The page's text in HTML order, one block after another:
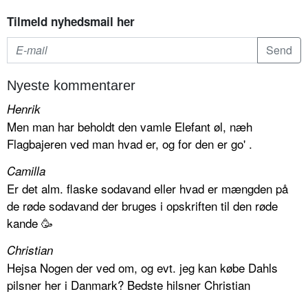
Tilmeld nyhedsmail her
Nyeste kommentarer
Henrik
Men man har beholdt den vamle Elefant øl, næh
Flagbajeren ved man hvad er, og for den er go' .
Camilla
Er det alm. flaske sodavand eller hvad er mængden på
de røde sodavand der bruges i opskriften til den røde
kande 🥳
Christian
Hejsa Nogen der ved om, og evt. jeg kan købe Dahls
pilsner her i Danmark? Bedste hilsner Christian